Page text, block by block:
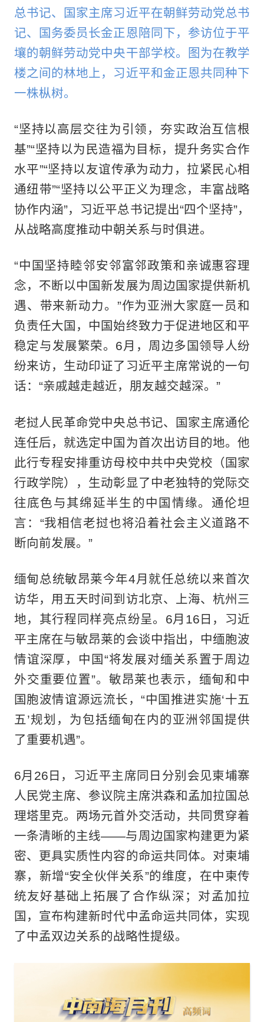
总书记、国家主席习近平在朝鲜劳动党总书
记、国务委员长金正恩陪同下，参访位于平
壤的朝鲜劳动党中央干部学校。图为在教学
楼之间的林地上，习近平和金正恩共同种下
一株枞树。
“坚持以高层交往为引领，夯实政治互信根
基”“坚持以为民造福为目标，提升务实合作
水平”“坚持以友谊传承为动力，拉紧民心相
通纽带”“坚持以公平正义为理念，丰富战略
协作内涵”，习近平总书记提出“四个坚持”，
从战略高度推动中朝关系与时俱进。
“中国坚持睦邻安邻富邻政策和亲诚惠容理
念，不断以中国新发展为周边国家提供新机
遇、带来新动力。”作为亚洲大家庭一员和
负责任大国，中国始终致力于促进地区和平
稳定与发展繁荣。6月，周边多国领导人纷
纷来访，生动印证了习近平主席常说的一句
话：“亲戚越走越近，朋友越交越深。”
老挝人民革命党中央总书记、国家主席通伦
连任后，就选定中国为首次出访目的地。他
此行专程安排重访母校中共中央党校（国家
行政学院），生动彰显了中老独特的党际交
往底色与其绵延半生的中国情缘。通伦坦
言：“我相信老挝也将沿着社会主义道路不
断向前发展。”
缅甸总统敏昂莱今年4月就任总统以来首次
访华，用五天时间到访北京、上海、杭州三
地，其行程同样亮点纷呈。6月16日，习近
平主席在与敏昂莱的会谈中指出，中缅胞波
情谊深厚，中国“将发展对缅关系置于周边
外交重要位置”。敏昂莱也表示，缅甸和中
国胞波情谊源远流长，“中国推进实施‘十五
五’规划，为包括缅甸在内的亚洲邻国提供
了重要机遇”。
6月26日，习近平主席同日分别会见柬埔寨
人民党主席、参议院主席洪森和孟加拉国总
理塔里克。两场元首外交活动，共同贯穿着
一条清晰的主线——与周边国家构建更为紧
密、更具实质性内容的命运共同体。对柬埔
寨，新增“安全伙伴关系”的维度，在中柬传
统友好基础上拓展了合作纵深；对孟加拉
国，宣布构建新时代中孟命运共同体，实现
了中孟双边关系的战略性提级。